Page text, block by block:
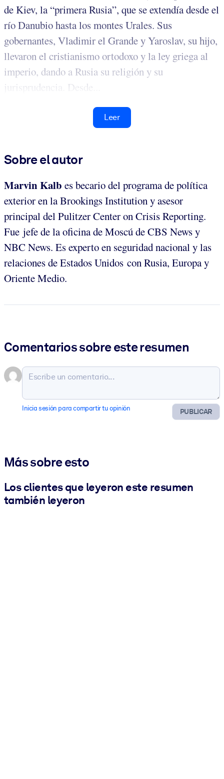
de Kiev, la “primera Rusia”, que se extendía desde el
río Danubio hasta los montes Urales. Sus
gobernantes, Vladimir el Grande y Yaroslav, su hijo,
llevaron el cristianismo ortodoxo y la ley griega al
imperio, dando a Rusia su religión y su
jurisprudencia. Desde...
Leer
Sobre el autor
Marvin Kalb es becario del programa de política
exterior en la Brookings Institution y asesor
principal del Pulitzer Center on Crisis Reporting.
Fue jefe de la oficina de Moscú de CBS News y
NBC News. Es experto en seguridad nacional y las
relaciones de Estados Unidos con Rusia, Europa y
Oriente Medio.
Comentarios sobre este resumen
PUBLICAR
Inicia sesión para compartir tu opinión
Más sobre esto
Los clientes que leyeron este resumen
también leyeron